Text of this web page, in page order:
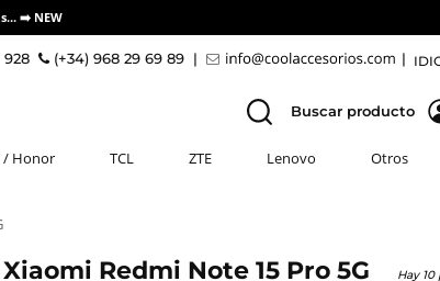
➡️ NEW
928 (+34) 968 29 69 89 | |
Buscar producto
/ Honor TCL ZTE Lenovo Otros
Redmi Note 15 Pro 5G Hay